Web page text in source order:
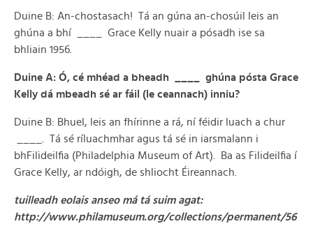
Duine B: An-chostasach! Tá an gúna an-chosúil leis an
ghúna a bhí ____ Grace Kelly nuair a pósadh ise sa
bhliain 1956.
Duine A: Ó, cé mhéad a bheadh ____ ghúna pósta Grace
Kelly dá mbeadh sé ar fáil (le ceannach) inniu?
Duine B: Bhuel, leis an fhírinne a rá, ní féidir luach a chur
____. Tá sé ríluachmhar agus tá sé in iarsmalann i
bhFilideilfia (Philadelphia Museum of Art). Ba as Filideilfia í
Grace Kelly, ar ndóigh, de shliocht Éireannach.
tuilleadh eolais anseo má tá suim agat:
http://www.philamuseum.org/collections/permanent/56